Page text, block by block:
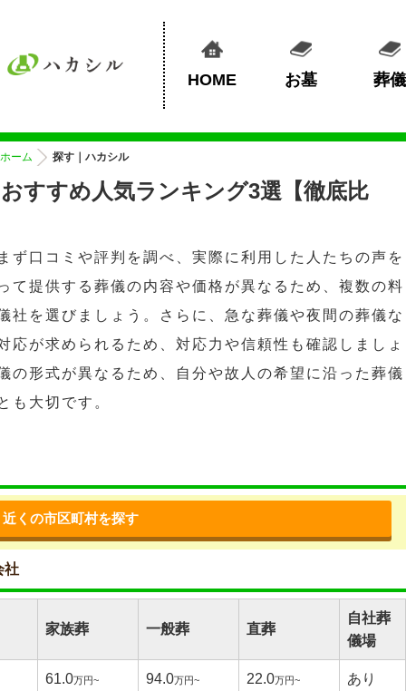
HOME お墓 葬儀
ホーム 探す｜ハカシル
すすめ人気ランキング3選【徹底比
ず口コミや評判を調べ、実際に利用した人たちの声を
て提供する葬儀の内容や価格が異なるため、複数の料
社を選びましょう。さらに、急な葬儀や夜間の葬儀な
応が求められるため、対応力や信頼性も確認しましょ
の形式が異なるため、自分や故人の希望に沿った葬儀
も大切です。
近くの市区町村を探す
社
家族葬 一般葬 直葬
自社葬
儀場
61.0万円~ 94.0万円~ 22.0万円~ あり